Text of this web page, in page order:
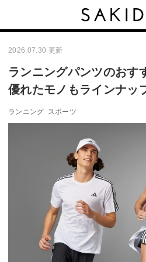
2026.07.30 更新
ランニングパンツのおす
優れたモノもラインナッ
ランニング スポーツ